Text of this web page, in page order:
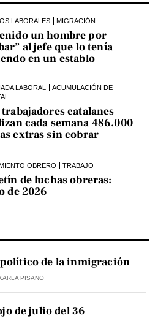
LABORALES MIGRACIÓN
un hombre por
al jefe que lo tenía
en un establo
LABORAL
ACUMULACIÓN DE
catalanes
cada semana 486.000
extras sin cobrar
OBRERO TRABAJO
de luchas obreras:
de 2026
de la inmigración
PISANO
de julio del 36